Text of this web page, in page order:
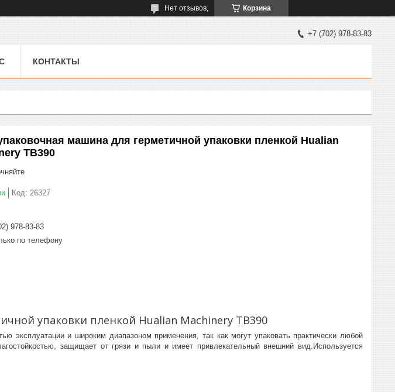
Корзина
Нет отзывов,
+7 (702) 978-83-83
КОНТАКТЫ
машина для герметичной упаковки пленкой Hualian
TB390
Код: 26327
978-83-83
по телефону
упаковки пленкой Hualian Machinery TB390
эксплуатации и широким диапазоном применения, так как могут упаковать практически любой
защищает от грязи и пыли и имеет привлекательный внешний вид.Используется